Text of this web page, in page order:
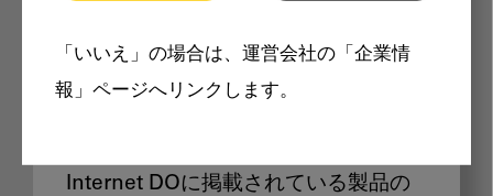
「いいえ」の場合は、運営会社の「企業情
報」ページへリンクします。
製品価格も閲覧可能
Internet DOに掲載されている製品の